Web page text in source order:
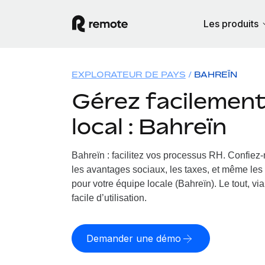
Les produits
EXPLORATEUR DE PAYS BAHREÏN
Gérez facilement
local : Bahreïn
Bahreïn : facilitez vos processus RH.
les avantages sociaux, les taxes, et même les
pour votre équipe locale (Bahreïn). Le tout,
facile d’utilisation.
Demander une démo